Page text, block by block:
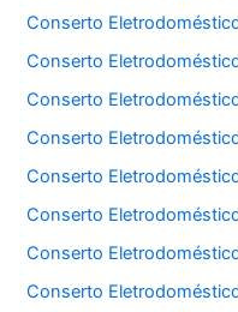
Conserto
Conserto
Conserto
Conserto
Conserto
Conserto
Conserto
Conserto